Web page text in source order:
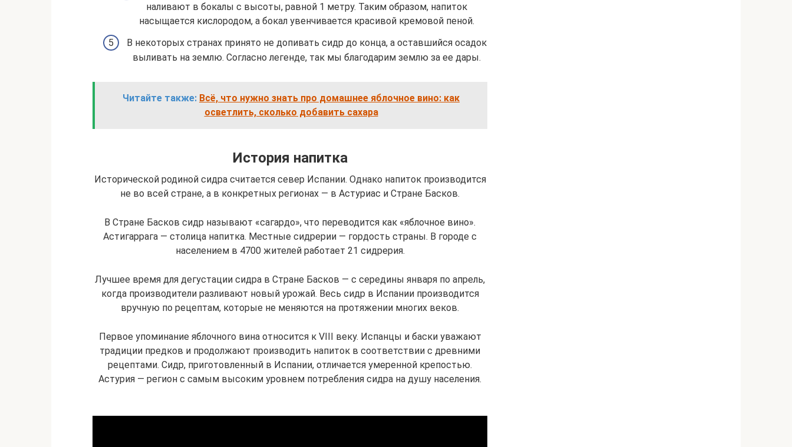
наливают в бокалы с высоты, равной 1 метру. Таким образом, напиток
насыщается кислородом, а бокал увенчивается красивой кремовой пеной.
В некоторых странах принято не допивать сидр до конца, а оставшийся осадок
выливать на землю. Согласно легенде, так мы благодарим землю за ее дары.
Читайте также: Всё, что нужно знать про домашнее яблочное вино: как
осветлить, сколько добавить сахара
История напитка
Исторической родиной сидра считается север Испании. Однако напиток производится
не во всей стране, а в конкретных регионах — в Астуриас и Стране Басков.
В Стране Басков сидр называют «сагардо», что переводится как «яблочное вино».
Астигаррага — столица напитка. Местные сидрерии — гордость страны. В городе с
населением в 4700 жителей работает 21 сидрерия.
Лучшее время для дегустации сидра в Стране Басков — с середины января по апрель,
когда производители разливают новый урожай. Весь сидр в Испании производится
вручную по рецептам, которые не меняются на протяжении многих веков.
Первое упоминание яблочного вина относится к VIII веку. Испанцы и баски уважают
традиции предков и продолжают производить напиток в соответствии с древними
рецептами. Сидр, приготовленный в Испании, отличается умеренной крепостью.
Астурия — регион с самым высоким уровнем потребления сидра на душу населения.